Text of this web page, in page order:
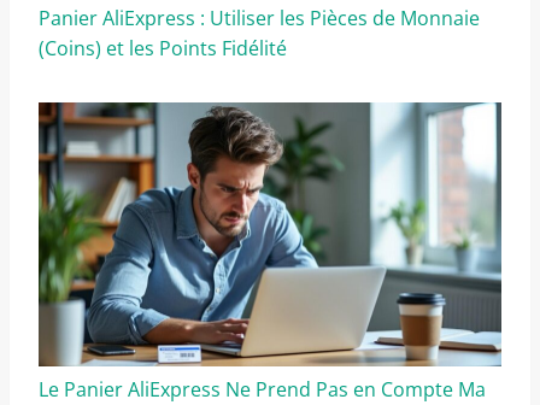
Panier AliExpress : Utiliser les Pièces de Monnaie
(Coins) et les Points Fidélité
Le Panier AliExpress Ne Prend Pas en Compte Ma